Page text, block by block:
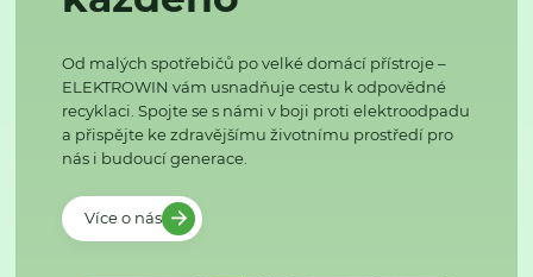
Od malých spotřebičů po velké domácí přístroje –
ELEKTROWIN vám usnadňuje cestu k odpovědné
recyklaci. Spojte se s námi v boji proti elektroodpadu
a přispějte ke zdravějšímu životnímu prostředí pro
nás i budoucí generace.
Více o nás